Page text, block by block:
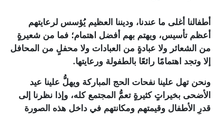
أطفالنا أغلى ما عندنا، وديننا العظيم يُؤسس لرعايتهم
أعظم تأسيس، ويهتم بهم أفضل اهتمام؛ فما من شعيرةٍ
من الشعائر ولا عبادةٍ من العبادات ولا محفلٍ من المحافل
إلا وتجد اهتمامًا رائعًا بالطفولة ورعايتها.
ونحن تهل علينا نفحات الحج المباركة ويهلُّ علينا عيد
الأضحى بخيراتٍ كثيرةٍ تعمُّ المجتمع كله، وإذا نظرنا إلى
قدرِ الأطفال وقيمتهم ومكانتهم في داخل هذه الصورة